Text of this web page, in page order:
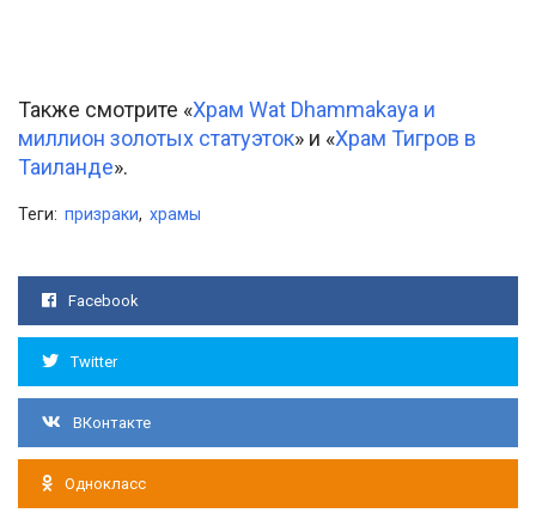
Также смотрите «Храм Wat Dhammakaya и
миллион золотых статуэток» и «Храм Тигров в
Таиланде».
Теги: призраки, храмы
Facebook
Twitter
ВКонтакте
Однокласс